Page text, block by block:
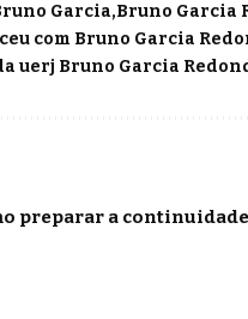
Garcia Bruno Garcia
com Bruno Garcia
uerj Bruno Garcia
preparar a